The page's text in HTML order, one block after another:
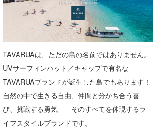
TAVARUAは、ただの島の名前ではありません。
UVサーフィンハット／キャップで有名な
TAVARUAブランドが誕生した島でもあります！
自然の中で生きる自由、仲間と分かち合う喜
び、挑戦する勇気――そのすべてを体現するラ
イフスタイルブランドです。